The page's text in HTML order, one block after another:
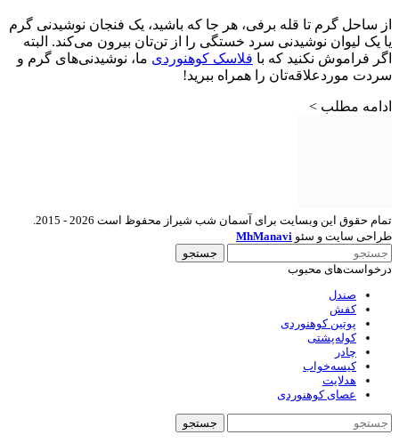
از ساحل گرم تا قله برفی، هر جا که باشید، یک فنجان نوشیدنی گرم
یا یک لیوان نوشیدنی سرد خستگی را از تن‌تان بیرون می‌کند. البته
اگر فراموش نکنید که با فلاسک کوهنوردی ما، نوشیدنی‌های گرم و
سردت موردعلاقه‌تان را همراه ببرید!
ادامه مطلب >
طراحی سایت و سئو MhManavi
جستجو
درخواست‌های محبوب
صندل
کفش
پوتین کوهنوردی
کوله‌پشتی
چادر
کیسه‌خواب
هدلایت
عصای کوهنوردی
جستجو